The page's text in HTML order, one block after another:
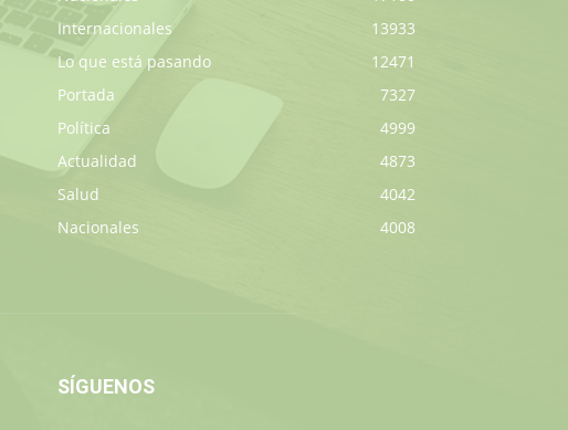
Internacionales
13933
Lo que está pasando
12471
Portada
7327
Política
4999
Actualidad
4873
Salud
4042
Nacionales
4008
SÍGUENOS